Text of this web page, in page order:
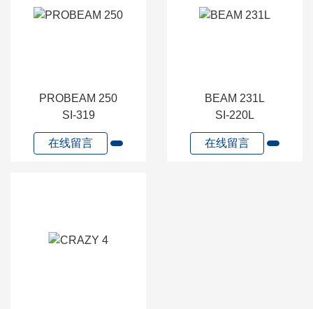
PROBEAM 250
SI-319
在线留言
BEAM 231L
SI-220L
在线留言